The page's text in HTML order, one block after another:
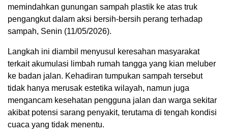
memindahkan gunungan sampah plastik ke atas truk
pengangkut dalam aksi bersih-bersih perang terhadap
sampah, Senin (11/05/2026).
Langkah ini diambil menyusul keresahan masyarakat
terkait akumulasi limbah rumah tangga yang kian meluber
ke badan jalan. Kehadiran tumpukan sampah tersebut
tidak hanya merusak estetika wilayah, namun juga
mengancam kesehatan pengguna jalan dan warga sekitar
akibat potensi sarang penyakit, terutama di tengah kondisi
cuaca yang tidak menentu.